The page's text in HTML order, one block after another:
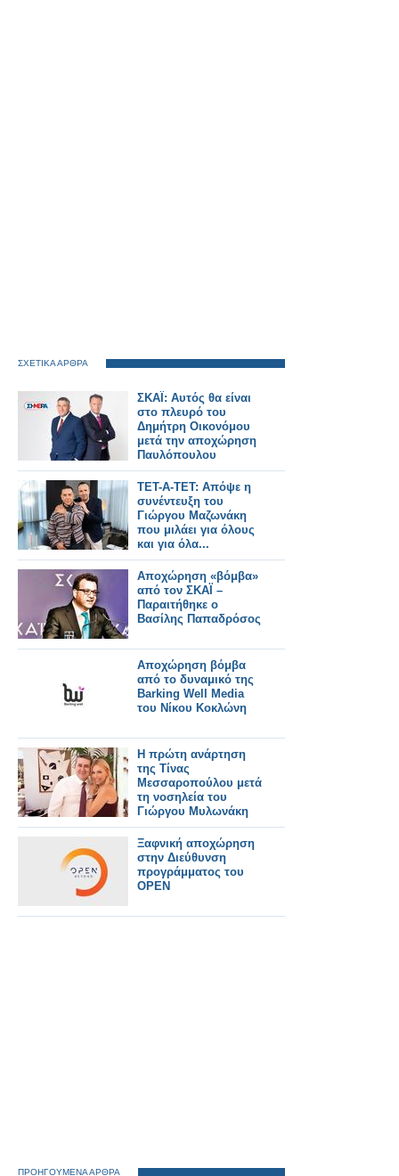
ΣΧΕΤΙΚΑ ΑΡΘΡΑ
ΣΚΑΪ: Αυτός θα είναι
στο πλευρό του
Δημήτρη Οικονόμου
μετά την αποχώρηση
Παυλόπουλου
ΤΕΤ-Α-ΤΕΤ: Απόψε η
συνέντευξη του
Γιώργου Μαζωνάκη
που μιλάει για όλους
και για όλα...
Αποχώρηση «βόμβα»
από τον ΣΚΑΪ –
Παραιτήθηκε ο
Βασίλης Παπαδρόσος
Αποχώρηση βόμβα
από το δυναμικό της
Barking Well Media
του Νίκου Κοκλώνη
Η πρώτη ανάρτηση
της Τίνας
Μεσσαροπούλου μετά
τη νοσηλεία του
Γιώργου Μυλωνάκη
Ξαφνική αποχώρηση
στην Διεύθυνση
προγράμματος του
OPEN
ΠΡΟΗΓΟΥΜΕΝΑ ΑΡΘΡΑ